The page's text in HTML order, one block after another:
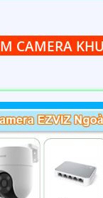
CAMERA